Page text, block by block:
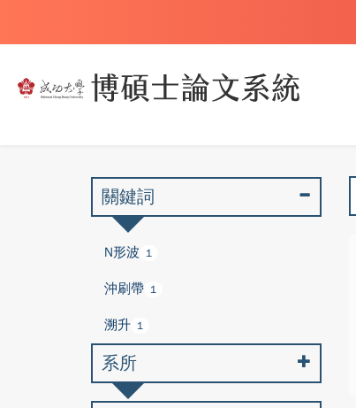
關鍵詞
N形波 1
沖刷帶 1
溯升 1
系所